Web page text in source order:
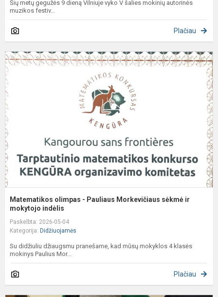
Šių metų gegužės 9 dieną Vilniuje vyko V šalies mokinių autorinės
muzikos festiv...
Plačiau
Matematikos olimpas - Pauliaus Morkevičiaus sėkmė ir
mokytojo indėlis
Paskelbta: 2026-05-04
Kategorija: Didžiuojamės
Su didžiuliu džiaugsmu pranešame, kad mūsų mokyklos 4 klasės
mokinys Paulius Mor...
Plačiau